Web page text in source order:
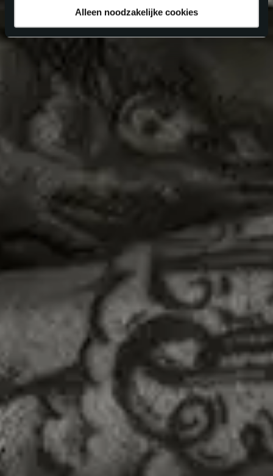
Alleen noodzakelijke cookies